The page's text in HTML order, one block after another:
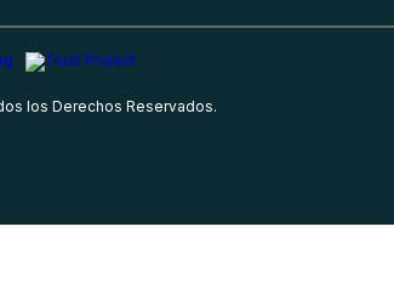
los Derechos Reservados.